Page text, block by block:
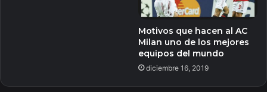
Motivos que hacen al AC
Milan uno de los mejores
equipos del mundo
diciembre 16, 2019